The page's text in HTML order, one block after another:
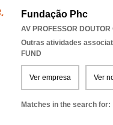
Fundação Phc
AV PROFESSOR
Outras atividades
FUND
Ver empresa Ver
Matches in the search for: